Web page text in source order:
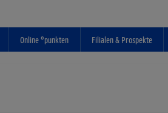
Online °punkten Filialen & Prospekte